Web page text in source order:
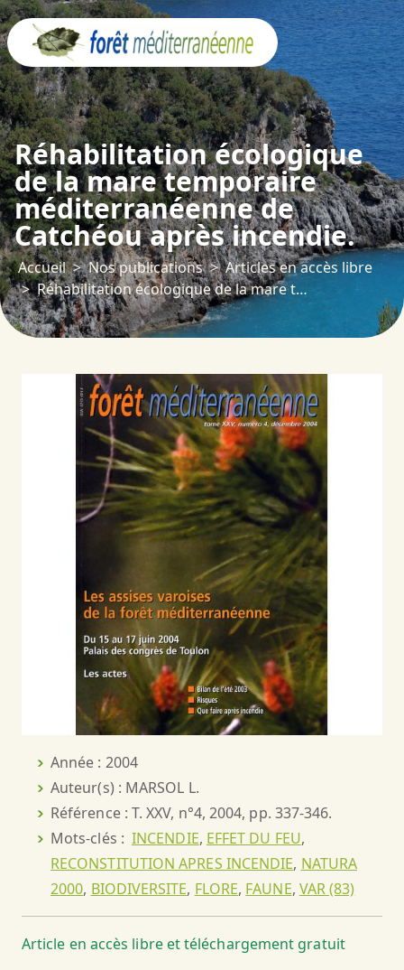
Réhabilitation écologique
de la mare temporaire
méditerranéenne de
Catchéou après incendie.
Accueil Nos publications
Articles en accès libre
Réhabilitation écologique de la mare temporaire méditerranéenne de Catchéou après incendie.
Année : 2004
Auteur(s) : MARSOL L.
Référence : T. XXV, n°4, 2004, pp. 337-346.
Mots-clés :INCENDIE, EFFET DU FEU,
RECONSTITUTION APRES INCENDIE, NATURA
2000, BIODIVERSITE, FLORE, FAUNE, VAR (83)
Article en accès libre et téléchargement gratuit
Panneau de gestion des cookies